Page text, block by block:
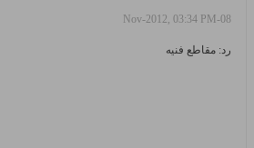
08-Nov-2012, 03:34 PM
رد: مقاطع فنيه